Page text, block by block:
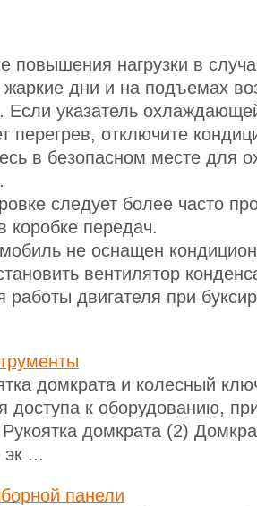
повышения нагрузки в
жаркие дни и на подъемах
Если указатель
перегрев, отключите
в безопасном месте для
следует более часто
коробке передач.
не оснащен
вентилятор
работы двигателя при
домкрата и колесный
доступа к оборудованию,
домкрата (2)
...
панели